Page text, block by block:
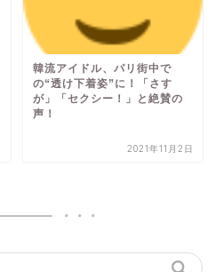
韓流アイドル、パリ街中で
の“透け下着姿”に！「さす
が」「セクシー！」と絶賛の
声！
2021年11月2日